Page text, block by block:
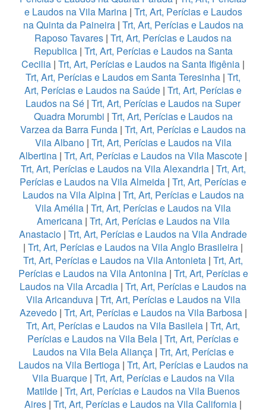
e Laudos na Vila Marina| Trt, Art, Perícias e Laudos
na Quinta da Paineira| Trt, Art, Perícias e Laudos na
Raposo Tavares | Trt, Art, Perícias e Laudos na
Republica| Trt, Art, Perícias e Laudos na Santa
Cecilia | Trt, Art, Perícias e Laudos na Santa Ifigênia |
Trt, Art, Perícias e Laudos em Santa Teresinha | Trt,
Art, Perícias e Laudos na Saúde | Trt, Art, Perícias e
Laudos na Sé | Trt, Art, Perícias e Laudos na Super
Quadra Morumbi | Trt, Art, Perícias e Laudos na
Varzea da Barra Funda | Trt, Art, Perícias e Laudos na
Vila Albano| Trt, Art, Perícias e Laudos na Vila
Albertina | Trt, Art, Perícias e Laudos na Vila Mascote |
Trt, Art, Perícias e Laudos na Vila Alexandria| Trt, Art,
Perícias e Laudos na Vila Almeida | Trt, Art, Perícias e
Laudos na Vila Alpina | Trt, Art, Perícias e Laudos na
Vila Amélia | Trt, Art, Perícias e Laudos na Vila
Americana| Trt, Art, Perícias e Laudos na Vila
Anastacio | Trt, Art, Perícias e Laudos na Vila Andrade
| Trt, Art, Perícias e Laudos na Vila Anglo Brasileira |
Trt, Art, Perícias e Laudos na Vila Antonieta | Trt, Art,
Perícias e Laudos na Vila Antonina| Trt, Art, Perícias e
Laudos na Vila Arcadia | Trt, Art, Perícias e Laudos na
Vila Aricanduva| Trt, Art, Perícias e Laudos na Vila
Azevedo| Trt, Art, Perícias e Laudos na Vila Barbosa|
Trt, Art, Perícias e Laudos na Vila Basileia | Trt, Art,
Perícias e Laudos na Vila Bela | Trt, Art, Perícias e
Laudos na Vila Bela Aliança| Trt, Art, Perícias e
Laudos na Vila Bertioga| Trt, Art, Perícias e Laudos na
Vila Buarque| Trt, Art, Perícias e Laudos na Vila
Matilde| Trt, Art, Perícias e Laudos na Vila Buenos
Aires | Trt, Art, Perícias e Laudos na Vila California |